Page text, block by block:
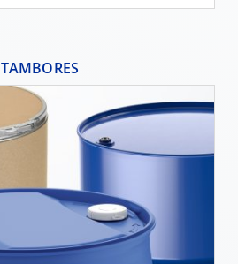
SCHÜTZ
SCHÜTZ
SCHÜTZ
VASITEX
PARADIGM
SOUTH
TAMBORES